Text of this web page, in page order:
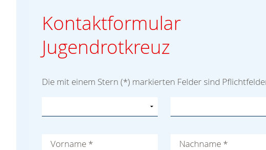
Kontaktformular
Jugendrotkreuz
Die mit einem Stern (*) markierten Felder sind
Vorname * Nachname *